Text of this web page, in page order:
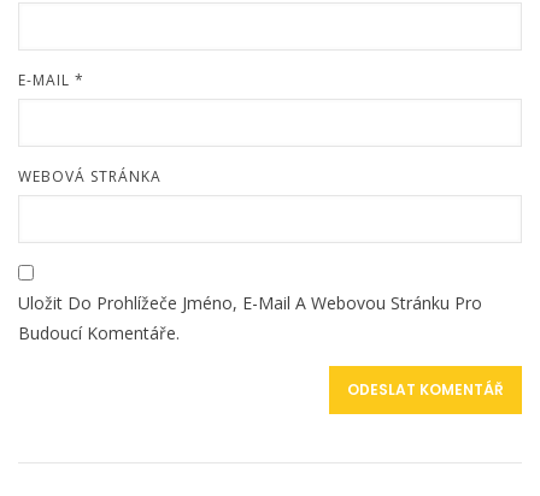
E-MAIL *
WEBOVÁ STRÁNKA
Uložit Do Prohlížeče Jméno, E-Mail A Webovou Stránku Pro
Budoucí Komentáře.